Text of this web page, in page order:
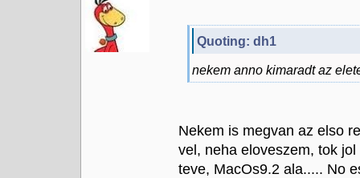
Quoting: dh1
nekem anno kimaradt az
Nekem is megvan az elso
vel, neha eloveszem, tok
teve, MacOs9.2 ala..... No